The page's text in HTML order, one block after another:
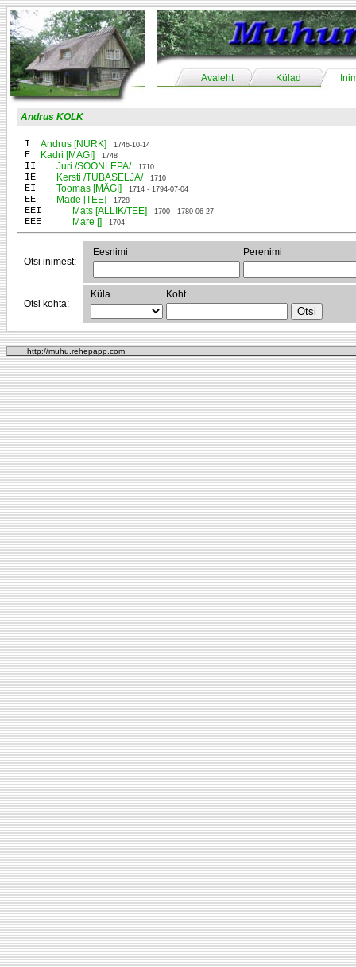
Avaleht Külad
Andrus KOLK
I Andrus [NURK] 1746-10-14
E Kadri [MÄGI] 1748
II Juri /SOONLEPA/ 1710
IE Kersti /TUBASELJA/ 1710
EI Toomas [MÄGI] 1714 - 1794-07-04
EE Made [TEE] 1728
EEI Mats [ALLIK/TEE] 1700 - 1780-06-27
EEE Mare [] 1704
Otsi inimest:
Eesnimi Perenimi
Otsi kohta:
Küla Koht
http://muhu.rehepapp.com